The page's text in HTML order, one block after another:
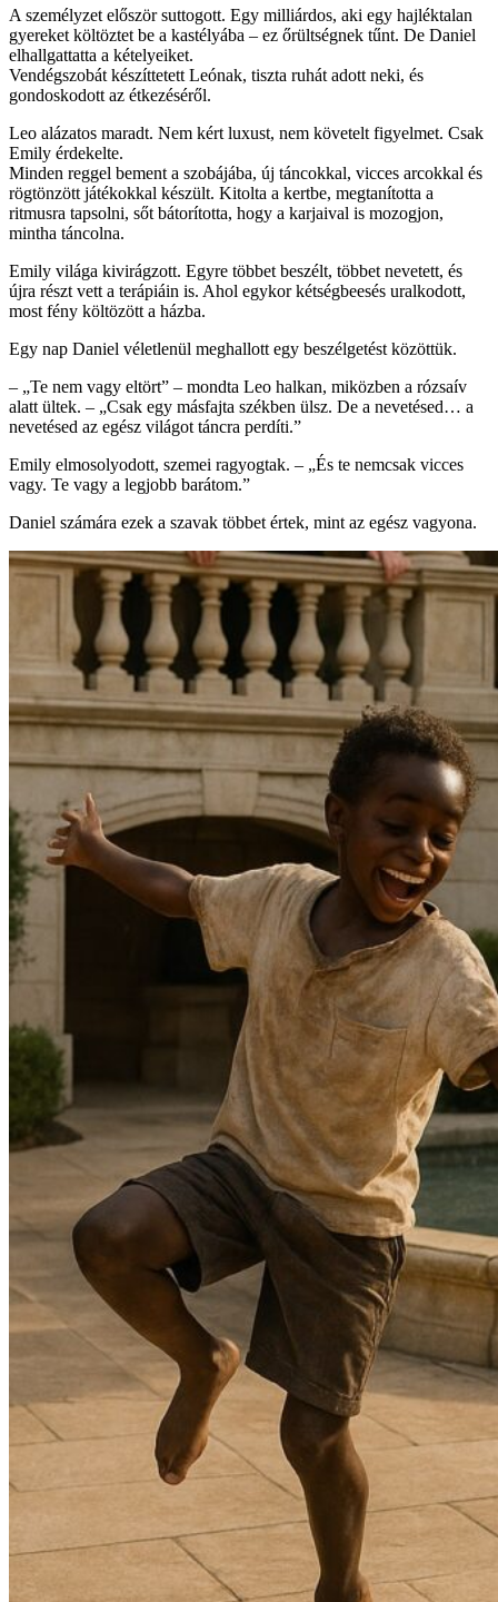
A személyzet először suttogott. Egy milliárdos, aki egy hajléktalan
gyereket költöztet be a kastélyába – ez őrültségnek tűnt. De Daniel
elhallgattatta a kételyeiket.
Vendégszobát készíttetett Leónak, tiszta ruhát adott neki, és
gondoskodott az étkezéséről.
Leo alázatos maradt. Nem kért luxust, nem követelt figyelmet. Csak
Emily érdekelte.
Minden reggel bement a szobájába, új táncokkal, vicces arcokkal és
rögtönzött játékokkal készült. Kitolta a kertbe, megtanította a
ritmusra tapsolni, sőt bátorította, hogy a karjaival is mozogjon,
mintha táncolna.
Emily világa kivirágzott. Egyre többet beszélt, többet nevetett, és
újra részt vett a terápiáin is. Ahol egykor kétségbeesés uralkodott,
most fény költözött a házba.
Egy nap Daniel véletlenül meghallott egy beszélgetést közöttük.
– „Te nem vagy eltört” – mondta Leo halkan, miközben a rózsaív
alatt ültek. – „Csak egy másfajta székben ülsz. De a nevetésed… a
nevetésed az egész világot táncra perdíti.”
Emily elmosolyodott, szemei ragyogtak. – „És te nemcsak vicces
vagy. Te vagy a legjobb barátom.”
Daniel számára ezek a szavak többet értek, mint az egész vagyona.